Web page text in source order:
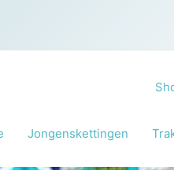
Jongenskettingen